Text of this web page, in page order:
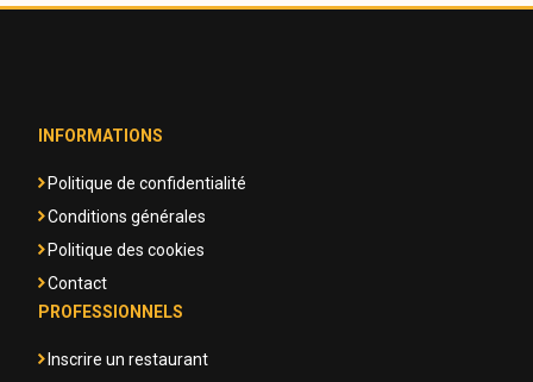
INFORMATIONS
Politique de confidentialité
Conditions générales
Politique des cookies
Contact
PROFESSIONNELS
Inscrire un restaurant